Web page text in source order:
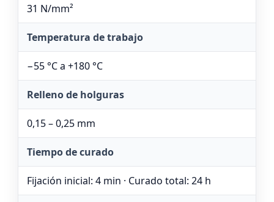
31 N/mm²
Temperatura de trabajo
−55 °C a +180 °C
Relleno de holguras
0,15 – 0,25 mm
Tiempo de curado
Fijación inicial: 4 min · Curado total: 24 h